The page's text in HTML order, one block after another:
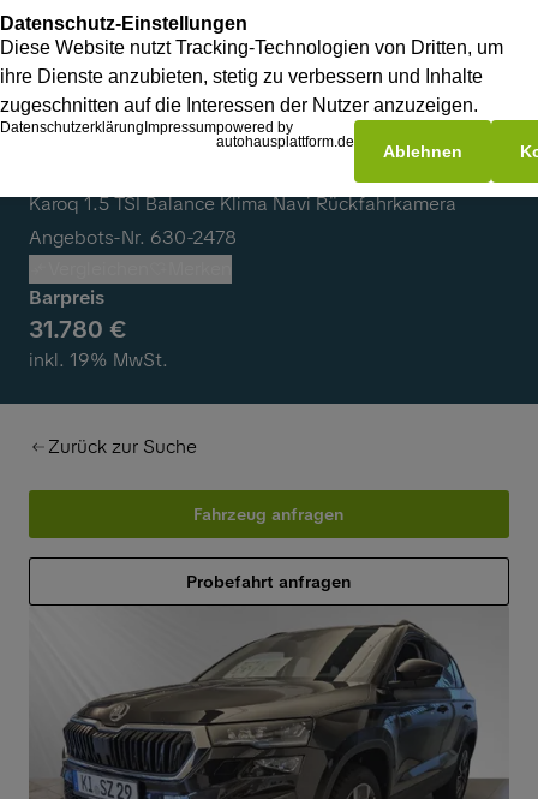
Karoq 1.5 TSI Balance Klima Navi Rückfahrkamera
Angebots-Nr. 630-2478
Barpreis
31.780 €
inkl. 19% MwSt.
Zurück zur Suche
Fahrzeug anfragen
Probefahrt anfragen